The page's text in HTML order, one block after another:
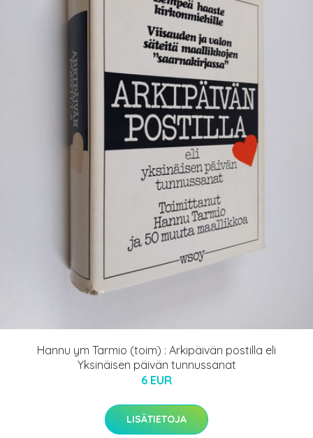
Hannu ym Tarmio (toim) : Arkipäivän postilla eli
Yksinäisen päivän tunnussanat
6 EUR
LISÄTIETOJA